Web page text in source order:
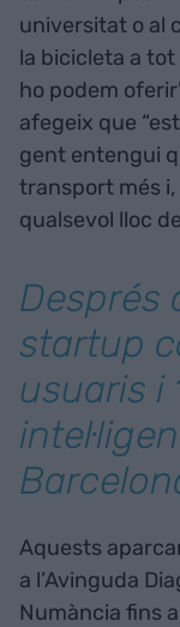
universitat o al
la bicicleta a
ho podem
afegeix que
gent entengui
transport més i,
qualsevol lloc
Després
startup
usuaris i
Aquests
a l’Avinguda
Numància fins